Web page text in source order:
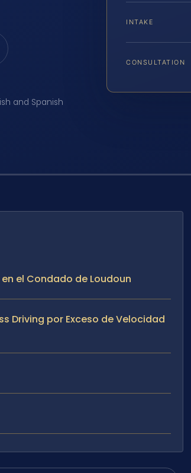
and Spanish
INTAKE
CONSULTATION
el Condado de Loudoun
Driving por Exceso de Velocidad